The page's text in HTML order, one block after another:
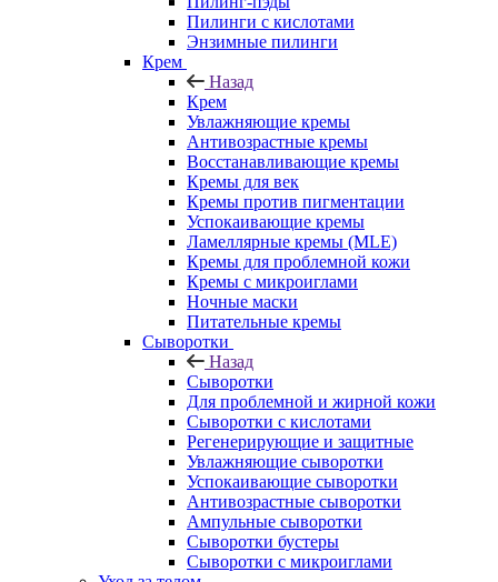
Пилинги с кислотами
Энзимные пилинги
Крем
Назад
Крем
Увлажняющие кремы
Антивозрастные кремы
Восстанавливающие кремы
Кремы для век
Кремы против пигментации
Успокаивающие кремы
Ламеллярные кремы (MLE)
Кремы для проблемной кожи
Кремы с микроиглами
Ночные маски
Питательные кремы
Сыворотки
Назад
Сыворотки
Для проблемной и жирной кожи
Сыворотки с кислотами
Регенерирующие и защитные
Увлажняющие сыворотки
Успокаивающие сыворотки
Антивозрастные сыворотки
Ампульные сыворотки
Сыворотки бустеры
Сыворотки с микроиглами